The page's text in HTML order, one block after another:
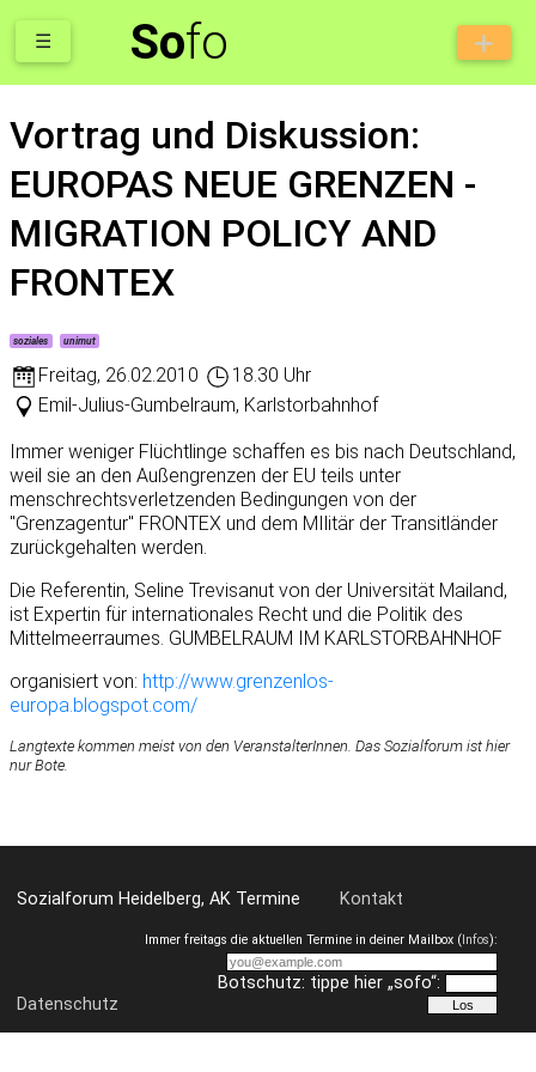
Sofo
☰
Vortrag und Diskussion:
EUROPAS NEUE GRENZEN -
MIGRATION POLICY AND
FRONTEX
soziales unimut
Freitag, 26.02.2010
18.30 Uhr
Emil-Julius-Gumbelraum, Karlstorbahnhof
Immer weniger Flüchtlinge schaffen es bis nach Deutschland,
weil sie an den Außengrenzen der EU teils unter
menschrechtsverletzenden Bedingungen von der
"Grenzagentur" FRONTEX und dem MIlitär der Transitländer
zurückgehalten werden.
Die Referentin, Seline Trevisanut von der Universität Mailand,
ist Expertin für internationales Recht und die Politik des
Mittelmeerraumes. GUMBELRAUM IM KARLSTORBAHNHOF
organisiert von: http://www.grenzenlos-
europa.blogspot.com/
Langtexte kommen meist von den VeranstalterInnen. Das Sozialforum ist hier
nur Bote.
Sozialforum Heidelberg, AK Termine Kontakt
Datenschutz
Immer freitags die aktuellen Termine in deiner Mailbox (Infos):
Botschutz: tippe hier „sofo“: